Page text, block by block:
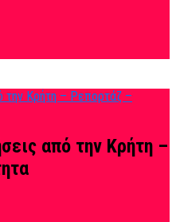
από την Κρήτη –